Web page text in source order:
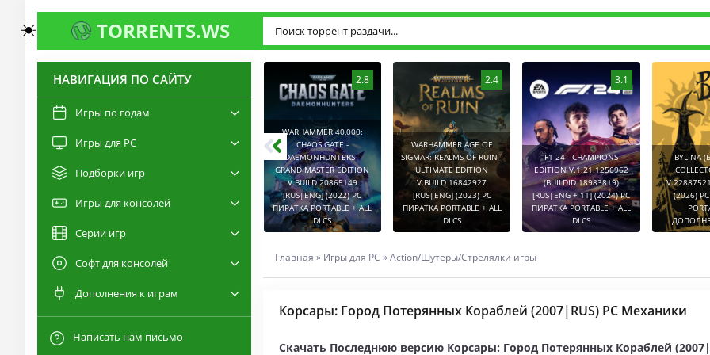
TORRENTS.WS
НАВИГАЦИЯ ПО САЙТУ
Игры по годам
Игры для PC
Подборки игр
Игры для консолей
Серии игр
Софт для консолей
Дополнения к играм
Написать нам письмо
3.0
RESIDENT EVIL 9:
REQUIEM - DELUXE
EDITION V.BUILD
(2026) PC ПИРАТКА
[RUS|ENG] (2026) PC
2.8
WARHAMMER 40,000:
CHAOS GATE -
DAEMONHUNTERS -
GRAND MASTER EDITION
V.BUILD 20865149
[RUS|ENG] (2022) PC
ПИРАТКА PORTABLE + ALL
DLCS
2.4
WARHAMMER AGE OF
SIGMAR: REALMS OF RUIN -
ULTIMATE EDITION
V.BUILD 16842927
[RUS|ENG] (2023) PC
ПИРАТКА PORTABLE + ALL
DLCS
3.1
F1 24 - CHAMPIONS
EDITION V.1.21.1256962
(BUILDID 18983819)
[RUS|ENG + 11] (2024) PC
ПИРАТКА PORTABLE + ALL
DLCS
BYLINA
(2026)
Главная » Игры для PC »Action/Шутеры/Стрелялки игры
Корсары: Город Потерянных Кораблей (2007|RUS) PC Механики
Скачать Последнюю версию Корсары: Город Потерянных Кораблей
☀️